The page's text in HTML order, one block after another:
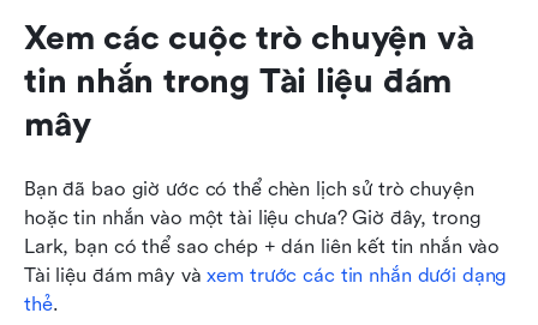
Xem các cuộc trò chuyện và
tin nhắn trong Tài liệu đám
mây
Bạn đã bao giờ ước có thể chèn lịch sử trò chuyện
hoặc tin nhắn vào một tài liệu chưa? Giờ đây, trong
Lark, bạn có thể sao chép + dán liên kết tin nhắn vào
Tài liệu đám mây và xem trước các tin nhắn dưới dạng
thẻ.